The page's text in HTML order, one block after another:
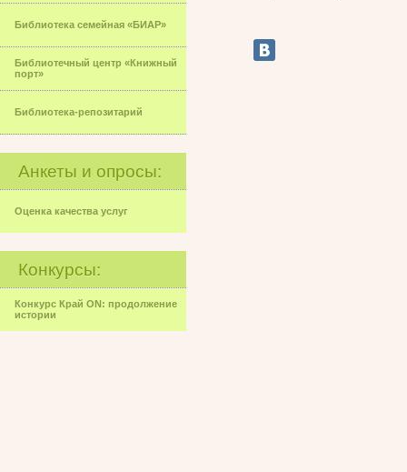
Библиотека семейная «БИАР»
Библиотечный центр «Книжный
порт»
Библиотека-репозитарий
Анкеты и опросы:
Оценка качества услуг
Конкурсы:
Конкурс Край ON: продолжение
истории